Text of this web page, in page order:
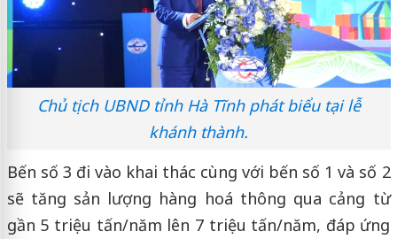
Chủ tịch UBND tỉnh Hà Tĩnh phát biểu tại lễ
khánh thành.
Bến số 3 đi vào khai thác cùng với bến số 1 và số 2
sẽ tăng sản lượng hàng hoá thông qua cảng từ
gần 5 triệu tấn/năm lên 7 triệu tấn/năm, đáp ứng